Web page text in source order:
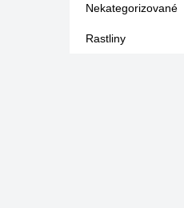
Nekategorizované
Rastliny